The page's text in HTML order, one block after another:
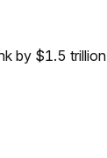
by $1.5 trillion